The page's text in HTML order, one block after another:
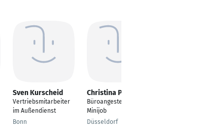
Sven Kurscheid
Vertriebsmitarbeiter
im Außendienst
Bonn
Christina Pissarek
Büroangestellte
Minijob
Düsseldorf